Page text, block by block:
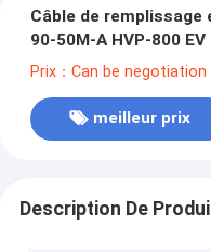
Câble de remplissage
90-50M-A HVP-800 EV
Prix：Can be negotiation
meilleur prix
Description De